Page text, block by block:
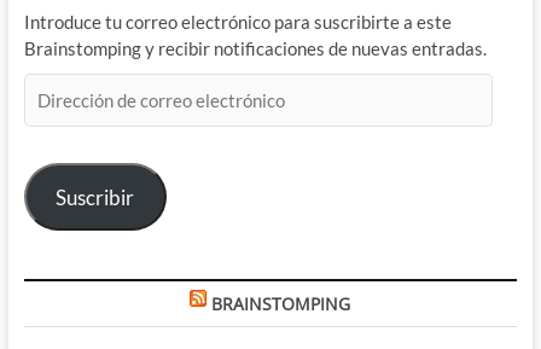
Introduce tu correo electrónico para suscribirte a este
Brainstomping y recibir notificaciones de nuevas entradas.
de
electrónico
Suscribir
BRAINSTOMPING